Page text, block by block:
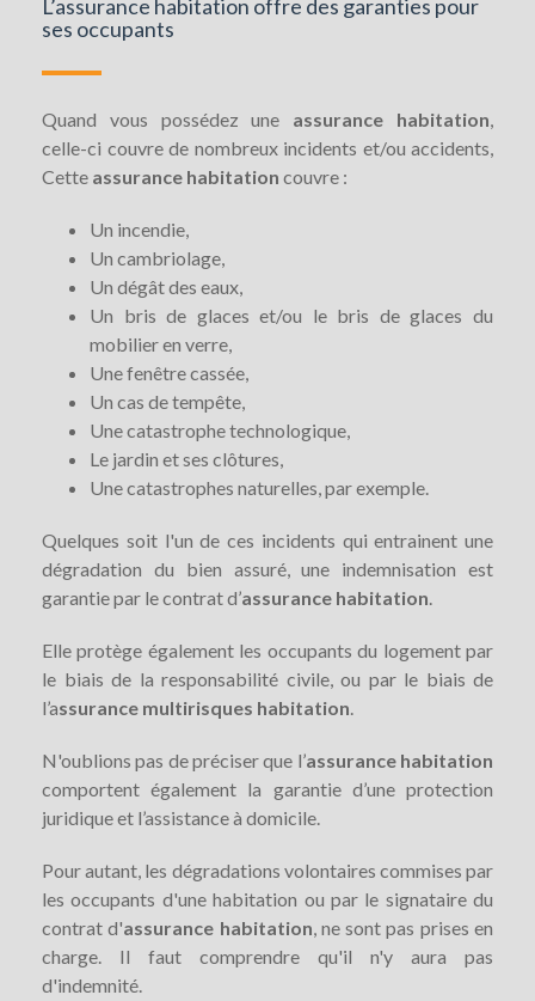
L’assurance habitation offre des garanties pour
ses occupants
Quand vous possédez une assurance habitation,
celle-ci couvre de nombreux incidents et/ou accidents,
Cette assurance habitation couvre :
Un incendie,
Un cambriolage,
Un dégât des eaux,
Un bris de glaces et/ou le bris de glaces du
mobilier en verre,
Une fenêtre cassée,
Un cas de tempête,
Une catastrophe technologique,
Le jardin et ses clôtures,
Une catastrophes naturelles, par exemple.
Quelques soit l'un de ces incidents qui entrainent une
dégradation du bien assuré, une indemnisation est
garantie par le contrat d’assurance habitation.
Elle protège également les occupants du logement par
le biais de la responsabilité civile, ou par le biais de
l’assurance multirisques habitation.
N'oublions pas de préciser que l’assurance habitation
comportent également la garantie d’une protection
juridique et l’assistance à domicile.
Pour autant, les dégradations volontaires commises par
les occupants d'une habitation ou par le signataire du
contrat d'assurance habitation, ne sont pas prises en
charge. Il faut comprendre qu'il n'y aura pas
d'indemnité.